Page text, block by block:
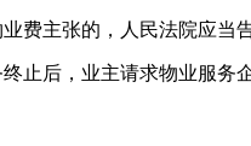
主张的，人民法院应当告
后，业主请求物业服务企